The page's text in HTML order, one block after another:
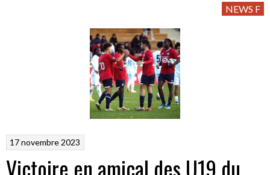
NEWS F
17 novembre 2023
Victoire en amical des U19 du